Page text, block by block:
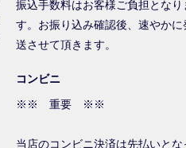
振込手数料はお客様ご負担となり
す。お振り込み確認後、速やかに
送させて頂きます。
コンビニ
※※ 重要 ※※
当店のコンビニ決済は先払いとな